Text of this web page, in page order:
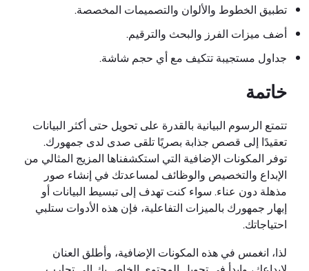
تطبيق الخطوط والألوان والتصميمات المخصصة.
أضف ميزات الفرز والبحث والترقيم.
جداول مستجيبة تتكيف مع أي حجم شاشة.
خاتمة
تتمتع الرسوم البيانية بالقدرة على تحويل حتى أكثر البيانات
تعقيدًا إلى قصص جذابة بصريًا تلقى صدى لدى جمهورك.
توفر المكونات الإضافية التي استكشفناها المزيج المثالي من
الإبداع والتخصيص والوظائف لمساعدتك في إنشاء صور
مذهلة دون عناء. سواء كنت تهدف إلى تبسيط البيانات أو
إبهار جمهورك بالميزات التفاعلية، فإن هذه الأدوات ستلبي
احتياجاتك.
لذا، انغمس في هذه المكونات الإضافية، وأطلق العنان